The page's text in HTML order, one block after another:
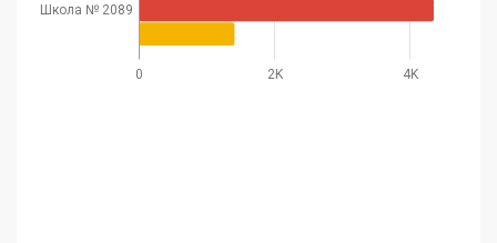
0 2K 4K
Школа № 2089